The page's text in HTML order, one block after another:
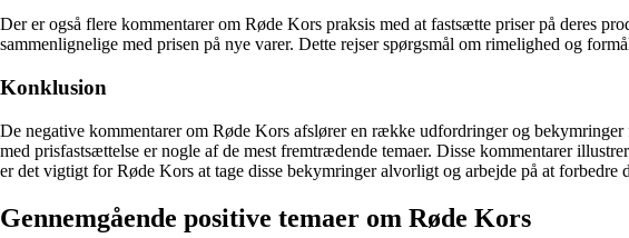
Der er også flere kommentarer om Røde Kors praksis med at fastsætte priser på deres
sammenlignelige med prisen på nye varer. Dette rejser spørgsmål om rimelighed og
Konklusion
De negative kommentarer om Røde Kors afslører en række udfordringer og
med prisfastsættelse er nogle af de mest fremtrædende temaer. Disse kommentarer
er det vigtigt for Røde Kors at tage disse bekymringer alvorligt og arbejde på at
Gennemgående positive temaer om Røde Kors